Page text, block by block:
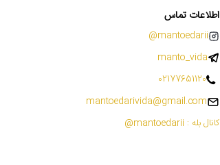
اطلاعات تماس
mantoedarii@
manto_vida
02177651120
mantoedarivida@gmail.com
کانال بله : mantoedarii@